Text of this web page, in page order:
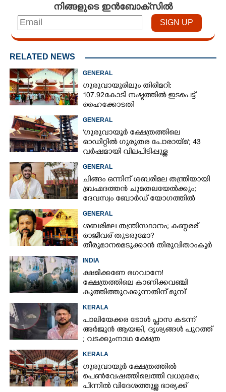
നിങ്ങളുടെ ഇൻബോക്സിൽ
RELATED NEWS
GENERAL
ഗുരുവായൂരിലും തിരിമറി:
107.92 കോടി നഷ്ടത്തിൽ ഇടപെട്ട്
ഹൈക്കോടതി
GENERAL
'ഗുരുവായൂർ ക്ഷേത്രത്തിലെ
ഓഡിറ്റിൽ ഗുരുതര പോരായ്മ'; 43
വർഷമായി വിലപിടിപ്പുള്ള
നടത്തിയിട്ടില്ലെന്ന് ഹൈക്കോടതി
GENERAL
ചിങ്ങം ഒന്നിന് ശബരിമല തന്ത്രിയായി
ബ്രഹ്മദത്തൻ ചുമതലയേൽക്കും;
ദേവസ്വം ബോർഡ് യോഗത്തിൽ
GENERAL
ശബരിമല തന്ത്രിസ്ഥാനം; കണ്ഠരര്
രാജീവര് തുടരുമോ?
തീരുമാനമെടുക്കാൻ തിരുവിതാംകൂർ
INDIA
ക്ഷമിക്കണേ ഭഗവാനേ!
ക്ഷേത്രത്തിലെ കാണിക്കവഞ്ചി
കുത്തിത്തുറക്കുന്നതിന് മുമ്പ്
KERALA
പാലിയേക്കര ടോൾ പ്ലാസ കടന്ന്
അർജുൻ ആയങ്കി,​ ദൃശ്യങ്ങൾ പുറത്ത്
; വടക്കുംനാഥ ക്ഷേത്ര
പോസ്റ്റ്
KERALA
ഗുരുവായൂർ ക്ഷേത്രത്തിൽ
പെൺവേഷത്തിലെത്തി വധശ്രമം;
പിന്നിൽ വിദേശത്തുള്ള ഭാര്യക്ക്